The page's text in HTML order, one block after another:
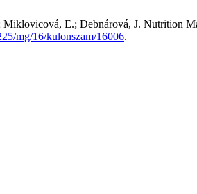
E.; Debnárová, J. Nutrition
mg/16/kulonszam/16006.